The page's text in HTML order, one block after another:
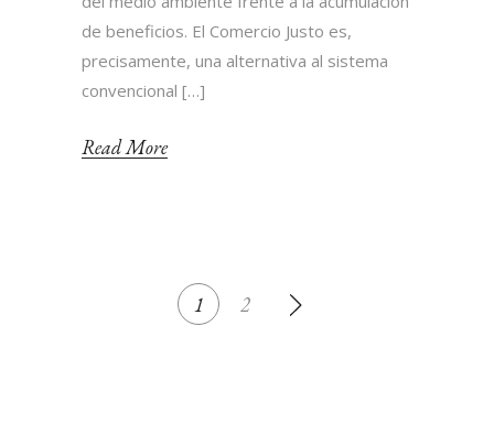
de beneficios. El Comercio Justo es,
precisamente, una alternativa al sistema
convencional […]
Read More
PAGINACIÓN
DE
1 2